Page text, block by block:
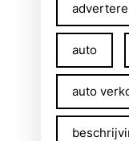
auto
auto